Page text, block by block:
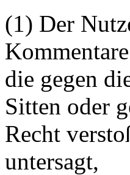
(1) Der
die gegen
Sitten oder
Recht
untersagt,